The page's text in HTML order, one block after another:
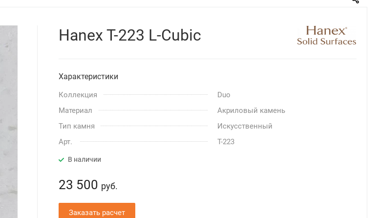
Hanex T-223 L-Cubic
Характеристики
Коллекция
Duo
Материал
Акриловый камень
Тип камня
Искусственный
Арт.
T-223
В наличии
23 500 руб.
Заказать расчет